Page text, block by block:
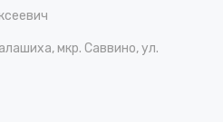
мкр. Саввино, ул.